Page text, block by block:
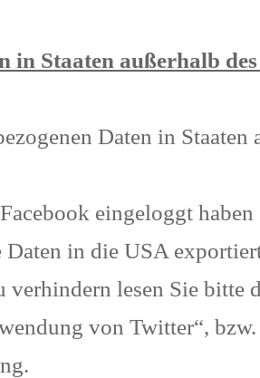
Staaten außerhalb
Daten in Staaten
eingeloggt
in die USA
lesen Sie bitte
von Twitter“,